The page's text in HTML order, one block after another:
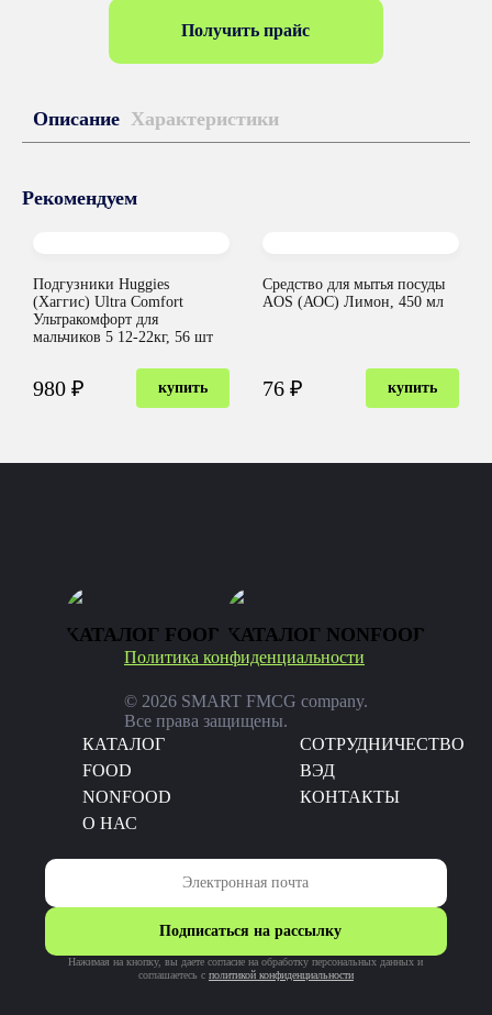
Получить прайс
Описание Характеристики
Рекомендуем
Подгузники Huggies
(Хаггис) Ultra Comfort
Ультракомфорт для
мальчиков 5 12-22кг, 56 шт
980 ₽ купить
Средство для мытья посуды
AOS (АОС) Лимон, 450 мл
76 ₽ купить
КАТАЛОГ FOOD КАТАЛОГ NONFOOD
Политика конфиденциальности
© 2026 SMART FMCG company.
Все права защищены.
КАТАЛОГ
CОТРУДНИЧЕСТВО
FOOD
ВЭД
NONFOOD
КОНТАКТЫ
О НАС
Подписаться на рассылку
Нажимая на кнопку, вы даете согласие на обработку персональных данных и
соглашаетесь c политикой конфиденциальности